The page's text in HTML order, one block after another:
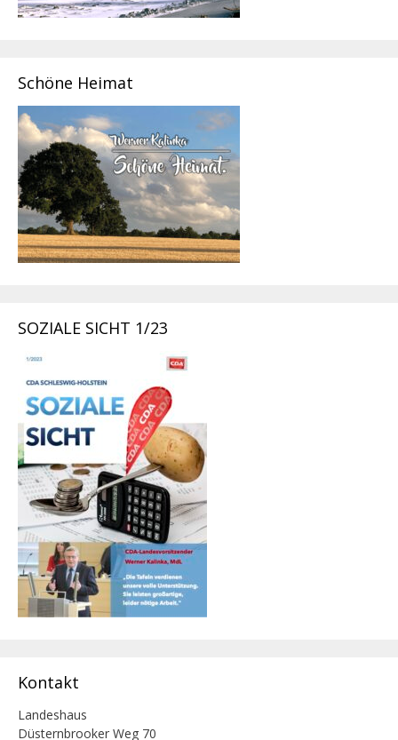
Schöne Heimat
SOZIALE SICHT 1/23
Kontakt
Landeshaus
Düsternbrooker Weg 70